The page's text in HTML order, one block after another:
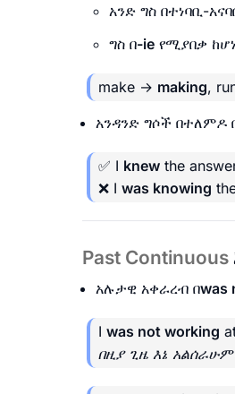
አንድ ግስ በተነባቢ-
ግስ በ-ie የሚያበቃ
make → making,
አንዳንድ ግሶች በተለምዶ
✅ I knew the
❌ I was knowing
Past Continuous
አሉታዊ አቀራረብ በwas
I was not working
በዚያ ጊዜ እኔ